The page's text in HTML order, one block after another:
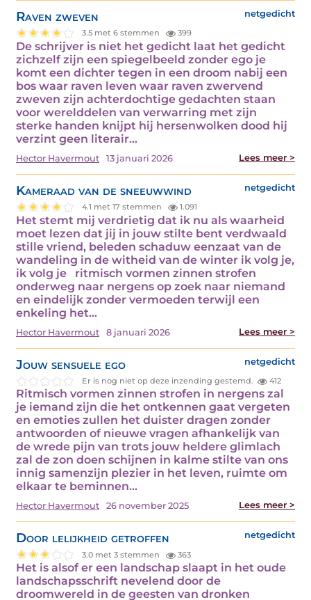
Raven zweven netgedicht
3.5 met 6 stemmen 399
De schrijver is niet het gedicht laat het gedicht
zichzelf zijn een spiegelbeeld zonder ego je
komt een dichter tegen in een droom nabij een
bos waar raven leven waar raven zwervend
zweven zijn achterdochtige gedachten staan
voor werelddelen van verwarring met zijn
sterke handen knijpt hij hersenwolken dood hij
verzint geen literair…
Hector Havermout 13 januari 2026 Lees meer >
Kameraad van de sneeuwwind netgedicht
4.1 met 17 stemmen 1.091
Het stemt mij verdrietig dat ik nu als waarheid
moet lezen dat jij in jouw stilte bent verdwaald
stille vriend, beleden schaduw eenzaat van de
wandeling in de witheid van de winter ik volg je,
ik volg je ritmisch vormen zinnen strofen
onderweg naar nergens op zoek naar niemand
en eindelijk zonder vermoeden terwijl een
enkeling het…
Hector Havermout 8 januari 2026 Lees meer >
Jouw sensuele ego netgedicht
Er is nog niet op deze inzending gestemd. 412
Ritmisch vormen zinnen strofen in nergens zal
je iemand zijn die het ontkennen gaat vergeten
en emoties zullen het duister dragen zonder
antwoorden of nieuwe vragen afhankelijk van
de wrede pijn van trots jouw heldere glimlach
zal de zon doen schijnen in kalme stilte van ons
innig samenzijn plezier in het leven, ruimte om
elkaar te beminnen…
Hector Havermout 26 november 2025 Lees meer >
Door lelijkheid getroffen netgedicht
3.0 met 3 stemmen 363
Het is alsof er een landschap slaapt in het oude
landschapsschrift nevelend door de
droomwereld in de geesten van dronken